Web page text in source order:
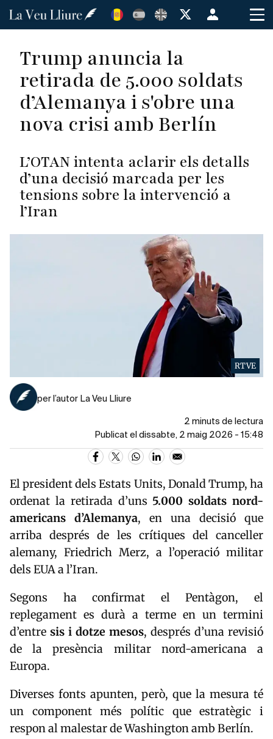
Vés
Menú
de
usuario
Trump anuncia la
retirada de 5.000 soldats
d’Alemanya i s'obre una
nova crisi amb Berlín
L’OTAN intenta aclarir els detalls
d’una decisió marcada per les
tensions sobre la intervenció a
l’Iran
RTVE
per l’autor La Veu Lliure
2 minuts de lectura
Publicat el dissabte, 2 maig 2026 - 15:48
El president dels Estats Units, Donald Trump, ha
ordenat la retirada d’uns 5.000 soldats nord-
americans d’Alemanya, en una decisió que
arriba després de les crítiques del canceller
alemany, Friedrich Merz, a l’operació militar
dels EUA a l’Iran.
Segons ha confirmat el Pentàgon, el
replegament es durà a terme en un termini
d’entre sis i dotze mesos, després d’una revisió
de la presència militar nord-americana a
Europa.
Diverses fonts apunten, però, que la mesura té
un component més polític que estratègic i
respon al malestar de Washington amb Berlín.